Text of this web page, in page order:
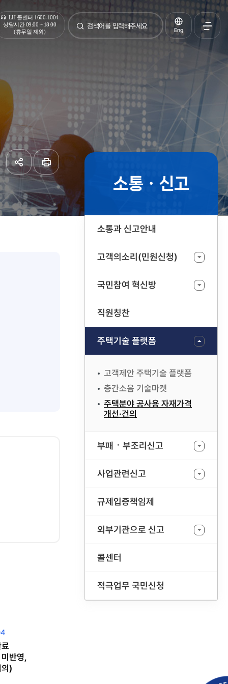
LH 콜센터 1600-1004
상담시간 09:00 ~ 18:00
(휴무일 제외)
통합검색
검색 Eng
전체
열기
소통ㆍ신고
소통과 신고안내
고객의소리(민원신청)
국민참여 혁신방
직원칭찬
주택기술 플랫폼
고객제안 주택기술 플랫폼
층간소음 기술마켓
주택분야 공사용 자재가격
개선·건의
부패ㆍ부조리신고
사업관련신고
규제입증책임제
외부기관으로 신고
콜센터
적극업무 국민신청
공유하기페이지
인쇄
반영,
)